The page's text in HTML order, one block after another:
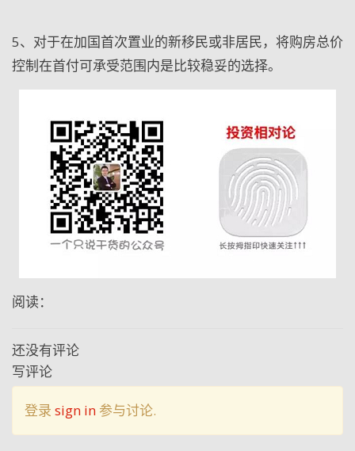
5、对于在加国首次置业的新移民或非居民，将购房总价
控制在首付可承受范围内是比较稳妥的选择。
阅读：
还没有评论
写评论
登录 sign in 参与讨论.